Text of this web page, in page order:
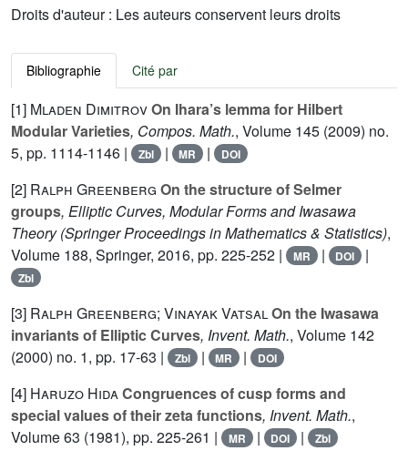
Droits d'auteur : Les auteurs conservent leurs droits
Bibliographie Cité par
[1] Mladen DimitrovOn Ihara’s lemma for Hilbert
Modular Varieties, Compos. Math., Volume 145 (2009) no.
5, pp. 1114-1146 |
Zbl | MR | DOI
[2] Ralph Greenberg On the structure of Selmer
groups, Elliptic Curves, Modular Forms and Iwasawa
Theory(Springer Proceedings in Mathematics & Statistics),
Volume 188, Springer, 2016, pp. 225-252 | MR | DOI |
Zbl
[3] Ralph Greenberg; Vinayak Vatsal On the Iwasawa
invariants of Elliptic Curves, Invent. Math., Volume 142
(2000) no. 1, pp. 17-63 |
Zbl | MR | DOI
[4] Haruzo Hida Congruences of cusp forms and
special values of their zeta functions, Invent. Math.,
Volume 63 (1981), pp. 225-261 | MR | DOI | Zbl